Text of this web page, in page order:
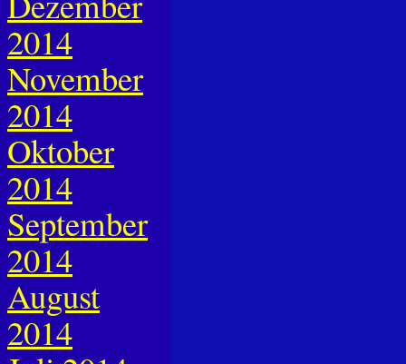
2014
November
2014
Oktober
2014
September
2014
August
2014